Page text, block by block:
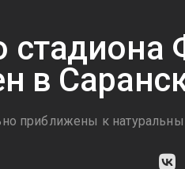
стадиона
в
приближены к